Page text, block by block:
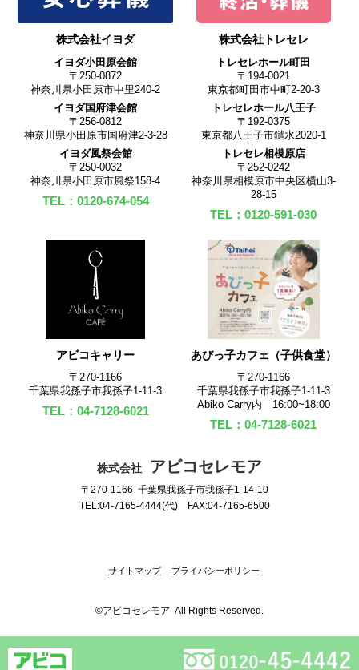
株式会社イヨダ
イヨダ小田原会館
〒250-0872
神奈川県小田原市中里240-2
イヨダ国府津会館
〒256-0812
神奈川県小田原市国府津2-3-28
イヨダ風祭会館
〒250-0032
神奈川県小田原市風祭158-4
TEL：0120-674-054
株式会社トレセレ
トレセレホール町田
〒194-0021
東京都町田市中町2-20-3
トレセレホール八王子
〒192-0375
東京都八王子市鑓水2020-1
トレセレ相模原店
〒252-0242
神奈川県相模原市中央区横山3-
28-15
TEL：0120-591-030
アビコキャリー
〒270‐1166
千葉県我孫子市我孫子1-11-3
TEL：04-7128-6021
あびっ子カフェ（子供食堂）
〒270‐1166
千葉県我孫子市我孫子1-11-3
Abiko Carry内 16:00~18:00
TEL：04-7128-6021
株式会社 アビコセレモア
〒270-1166 千葉県我孫子市我孫子1-14-10
TEL:04-7165-4444(代) FAX:04-7165-6500
サイトマップ プライバシーポリシー
©アビコセレモア All Rights Reserved.